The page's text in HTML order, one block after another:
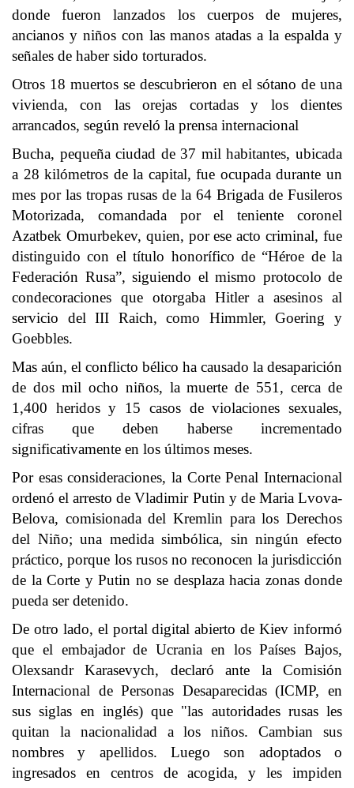
donde fueron lanzados los cuerpos de mujeres,
ancianos y niños con las manos atadas a la espalda y
señales de haber sido torturados.
Otros 18 muertos se descubrieron en el sótano de una
vivienda, con las orejas cortadas y los dientes
arrancados, según reveló la prensa internacional
Bucha, pequeña ciudad de 37 mil habitantes, ubicada
a 28 kilómetros de la capital, fue ocupada durante un
mes por las tropas rusas de la 64 Brigada de Fusileros
Motorizada, comandada por el teniente coronel
Azatbek Omurbekev, quien, por ese acto criminal, fue
distinguido con el título honorífico de “Héroe de la
Federación Rusa”, siguiendo el mismo protocolo de
condecoraciones que otorgaba Hitler a asesinos al
servicio del III Raich, como Himmler, Goering y
Goebbles.
Mas aún, el conflicto bélico ha causado la desaparición
de dos mil ocho niños, la muerte de 551, cerca de
1,400 heridos y 15 casos de violaciones sexuales,
cifras que deben haberse incrementado
significativamente en los últimos meses.
Por esas consideraciones, la Corte Penal Internacional
ordenó el arresto de Vladimir Putin y de Maria Lvova-
Belova, comisionada del Kremlin para los Derechos
del Niño; una medida simbólica, sin ningún efecto
práctico, porque los rusos no reconocen la jurisdicción
de la Corte y Putin no se desplaza hacia zonas donde
pueda ser detenido.
De otro lado, el portal digital abierto de Kiev informó
que el embajador de Ucrania en los Países Bajos,
Olexsandr Karasevych, declaró ante la Comisión
Internacional de Personas Desaparecidas (ICMP, en
sus siglas en inglés) que "las autoridades rusas les
quitan la nacionalidad a los niños. Cambian sus
nombres y apellidos. Luego son adoptados o
ingresados en centros de acogida, y les impiden